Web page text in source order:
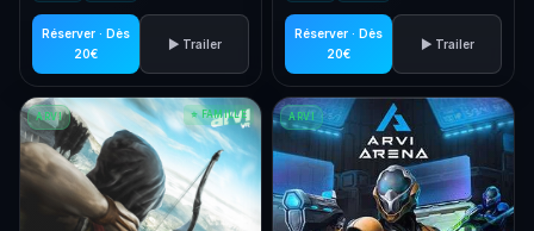
Réserver · Dès
20€
▶ Trailer
Réserver · Dès
20€
▶ Trailer
ARVI ⭐ FAMILLE ARVI